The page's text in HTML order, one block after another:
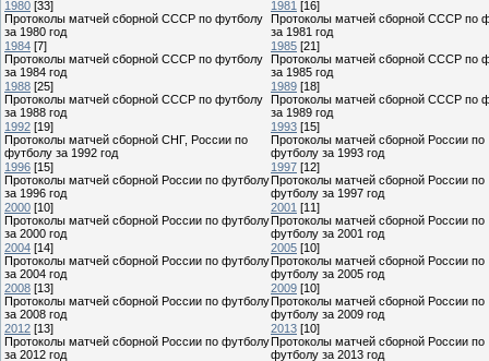
1980 [33]
Протоколы матчей сборной СССР по футболу
за 1980 год
1981 [16]
Протоколы матчей сборной СССР по
за 1981 год
1984 [7]
Протоколы матчей сборной СССР по футболу
за 1984 год
1985 [21]
Протоколы матчей сборной СССР по
за 1985 год
1988 [25]
Протоколы матчей сборной СССР по футболу
за 1988 год
1989 [18]
Протоколы матчей сборной СССР по
за 1989 год
1992 [19]
Протоколы матчей сборной СНГ, России по
футболу за 1992 год
1993 [15]
Протоколы матчей сборной России по
футболу за 1993 год
1996 [15]
Протоколы матчей сборной России по футболу
за 1996 год
1997 [12]
Протоколы матчей сборной России по
футболу за 1997 год
2000 [10]
Протоколы матчей сборной России по футболу
за 2000 год
2001 [11]
Протоколы матчей сборной России по
футболу за 2001 год
2004 [14]
Протоколы матчей сборной России по футболу
за 2004 год
2005 [10]
Протоколы матчей сборной России по
футболу за 2005 год
2008 [13]
Протоколы матчей сборной России по футболу
за 2008 год
2009 [10]
Протоколы матчей сборной России по
футболу за 2009 год
2012 [13]
Протоколы матчей сборной России по футболу
за 2012 год
2013 [10]
Протоколы матчей сборной России по
футболу за 2013 год